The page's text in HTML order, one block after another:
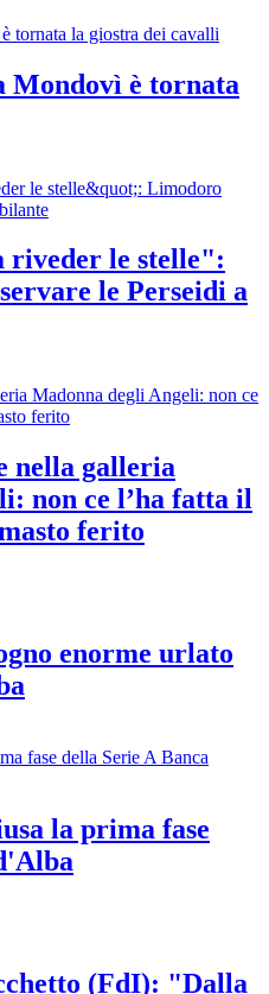
Mondovì è tornata
riveder le stelle":
le Perseidi a
nella galleria
non ce l’ha fatta il
ferito
enorme urlato
la prima fase
(FdI): "Dalla